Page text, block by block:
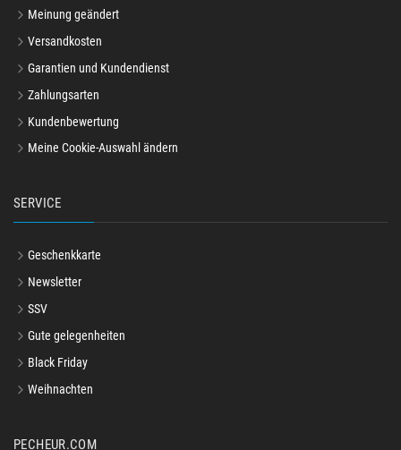
Meinung geändert
Versandkosten
Garantien und Kundendienst
Zahlungsarten
Kundenbewertung
Meine Cookie-Auswahl ändern
SERVICE
Geschenkkarte
Newsletter
SSV
Gute gelegenheiten
Black Friday
Weihnachten
PECHEUR.COM